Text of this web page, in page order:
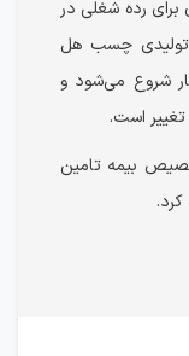
رده شغلی در
تولیدی چسب هل
شروع می‌شود و
تغییر است.
بیمه تامین